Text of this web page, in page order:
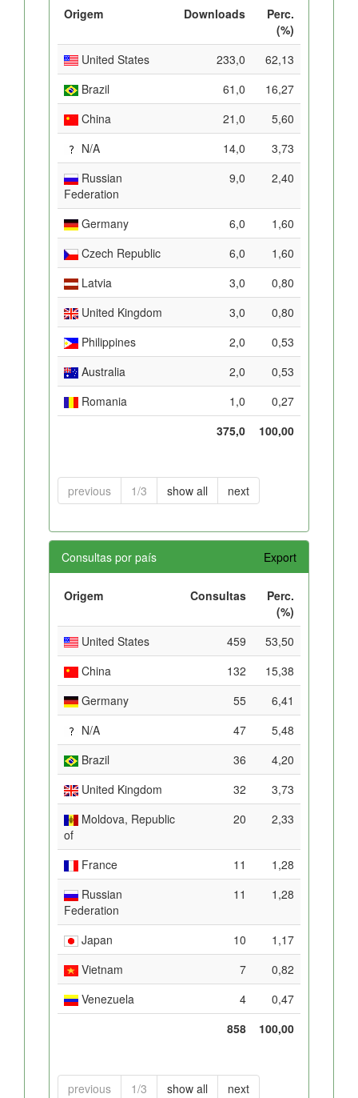
Origem Downloads
Perc.
(%)
United States
233,0
62,13
Brazil
61,0
16,27
China
21,0
5,60
N/A
14,0
3,73
Russian
Federation
9,0 2,40
Germany 6,0
1,60
Czech Republic
6,0
1,60
Latvia
3,0
0,80
United Kingdom
3,0
0,80
Philippines
2,0
0,53
Australia
2,0
0,53
Romania
1,0
0,27
375,0
100,00
previous 1/3 show all next
Consultas por país Export
Origem Consultas
Perc.
(%)
United States
459
53,50
China
132
15,38
Germany
55
6,41
N/A
47
5,48
Brazil
36
4,20
United Kingdom
32
3,73
Moldova, Republic
of
20 2,33
France 11
1,28
Russian
Federation
11 1,28
Japan 10
1,17
Vietnam
7
0,82
Venezuela
4
0,47
858
100,00
previous 1/3 show all next